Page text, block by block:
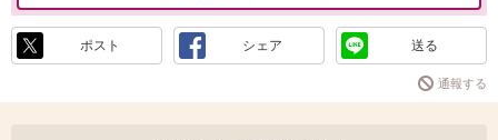
ポスト シェア 送る
通報する